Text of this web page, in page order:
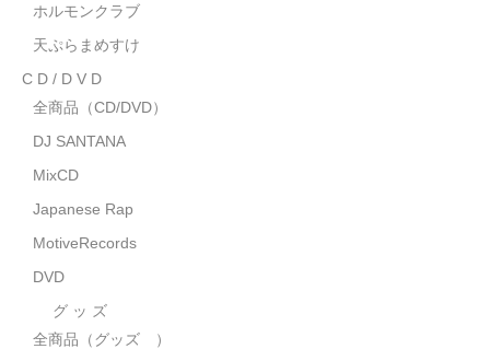
グ ッ ズ
タオル・リストバンド
トートバッグ
全商品
ホルモンクラブ
天ぷらまめすけ
C D / D V D
全商品（CD/DVD）
DJ SANTANA
MixCD
Japanese Rap
MotiveRecords
DVD
グ ッ ズ
全商品（グッズ ）